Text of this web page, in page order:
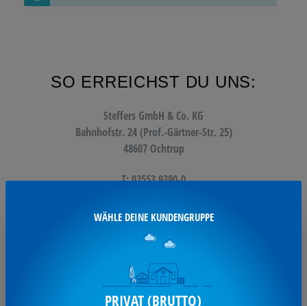
SO ERREICHST DU UNS:
Steffers GmbH & Co. KG
Bahnhofstr. 24 (Prof.-Gärtner-Str. 25)
48607 Ochtrup
T: 02553 9390-0
info@steffers.de
UNSERE SERVICES:
WÄHLE DEINE KUNDENGRUPPE
PRIVAT (BRUTTO)